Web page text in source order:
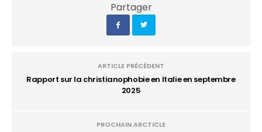
Partager
ARTICLE PRÉCÉDENT
Rapport sur la christianophobie en Italie en septembre
2025
PROCHAIN ARCTICLE